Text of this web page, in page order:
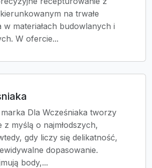
na trwałe
w materiałach budowlanych i
W ofercie...
Dla Wcześniaka tworzy
z myślą o najmłodszych,
gdy liczy się delikatność,
dopasowanie.
body,...